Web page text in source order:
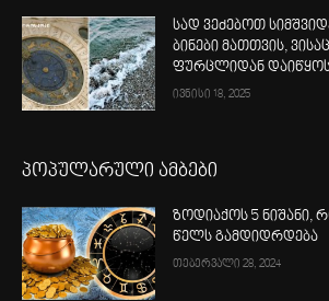
სად ვეძებოთ
ბინები მათთვის,
ფურცლიდან
ივნისი 18, 2025
პოპულარული ამბები
ზოდიაქოს 5 ნიშანი,
წელს გამდიდრდება
თებერვალი 28, 2024